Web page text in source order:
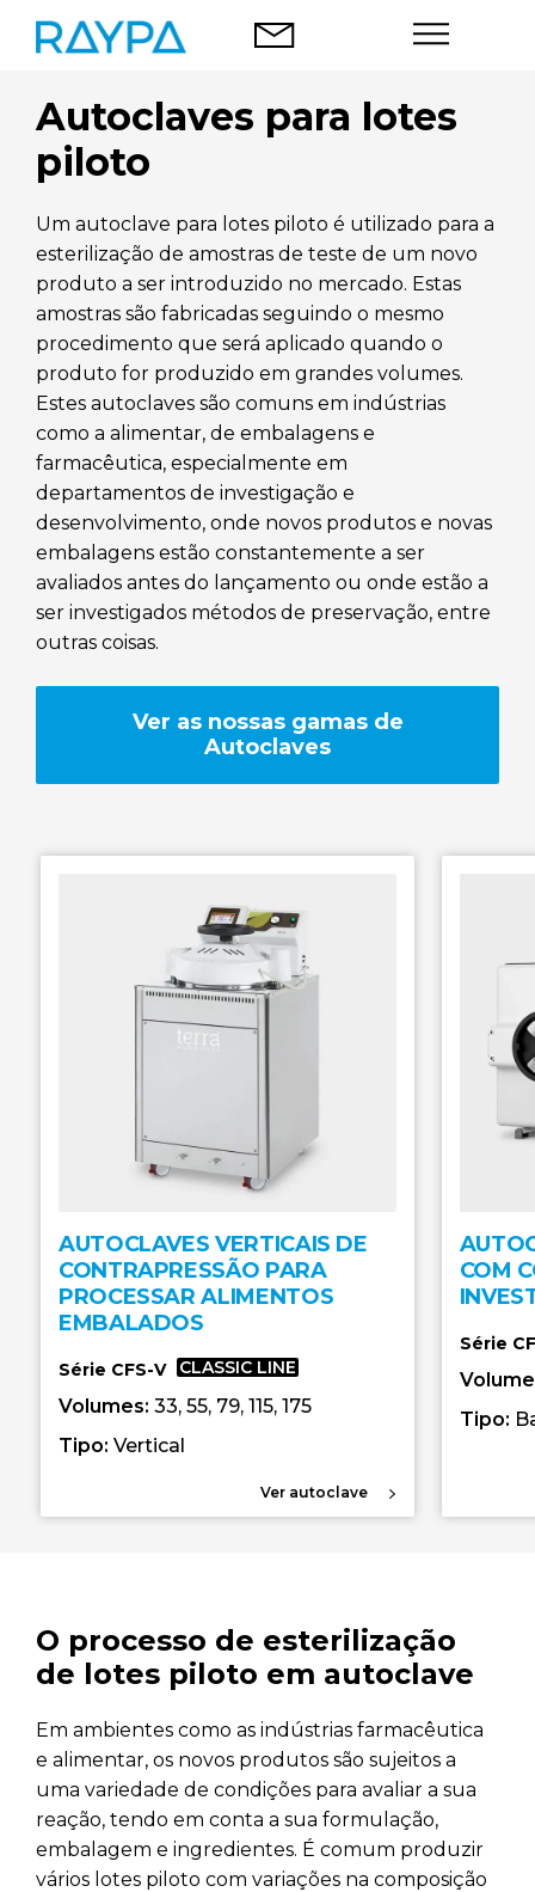
para
Autoclaves
Análise alimentar
Empresa
Blog
Contacto
Português
RAYPA Portal
Autoclaves para lotes
piloto
Um autoclave para lotes piloto é utilizado para a
esterilização de amostras de teste de um novo
produto a ser introduzido no mercado. Estas
amostras são fabricadas seguindo o mesmo
procedimento que será aplicado quando o
produto for produzido em grandes volumes.
Estes autoclaves são comuns em indústrias
como a alimentar, de embalagens e
farmacêutica, especialmente em
departamentos de investigação e
desenvolvimento, onde novos produtos e novas
embalagens estão constantemente a ser
avaliados antes do lançamento ou onde estão a
ser investigados métodos de preservação, entre
outras coisas.
Ver as nossas gamas de
Autoclaves
AUTOCLAVES VERTICAIS DE
CONTRAPRESSÃO PARA
PROCESSAR ALIMENTOS
EMBALADOS
Série CFS-V CLASSIC LINE
Volumes: 33, 55, 79, 115, 175
Tipo: Vertical
Ver autoclave
COM
Série
Tipo:
O processo de esterilização
de lotes piloto em autoclave
Em ambientes como as indústrias farmacêutica
e alimentar, os novos produtos são sujeitos a
uma variedade de condições para avaliar a sua
reação, tendo em conta a sua formulação,
embalagem e ingredientes. É comum produzir
vários lotes piloto com variações na composição